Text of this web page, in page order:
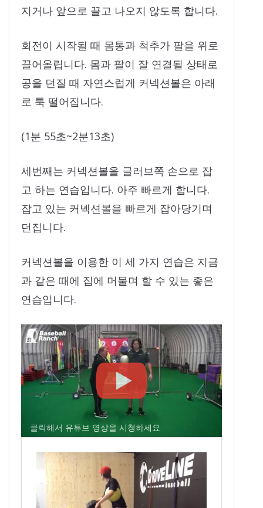
지거나 앞으로 끌고 나오지 않도록 합니다.
회전이 시작될 때 몸통과 척추가 팔을 위로
끌어올립니다. 몸과 팔이 잘 연결될 상태로
공을 던질 때 자연스럽게 커넥션볼은 아래
로 툭 떨어집니다.
(1분 55초~2분13초)
세번째는 커넥션볼을 글러브쪽 손으로 잡
고 하는 연습입니다. 아주 빠르게 합니다.
잡고 있는 커넥션볼을 빠르게 잡아당기며
던집니다.
커넥션볼을 이용한 이 세 가지 연습은 지금
과 같은 때에 집에 머물며 할 수 있는 좋은
연습입니다.
클릭해서 유튜브 영상을 시청하세요